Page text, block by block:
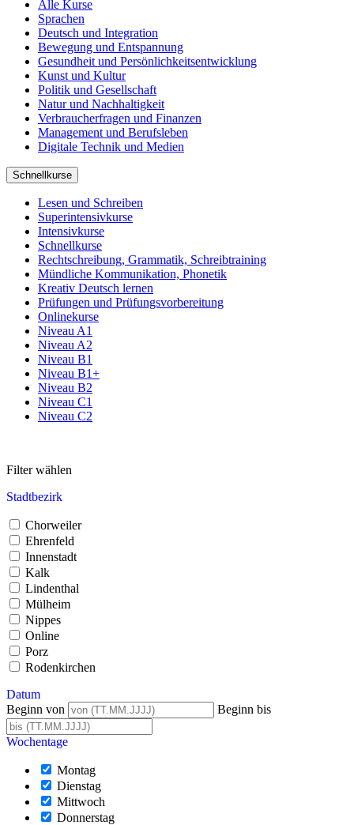
Alle Kurse
Sprachen
Deutsch und Integration
Bewegung und Entspannung
Gesundheit und Persönlichkeitsentwicklung
Kunst und Kultur
Politik und Gesellschaft
Natur und Nachhaltigkeit
Verbraucherfragen und Finanzen
Management und Berufsleben
Digitale Technik und Medien
Schnellkurse
Lesen und Schreiben
Superintensivkurse
Intensivkurse
Schnellkurse
Rechtschreibung, Grammatik, Schreibtraining
Mündliche Kommunikation, Phonetik
Kreativ Deutsch lernen
Prüfungen und Prüfungsvorbereitung
Onlinekurse
Niveau A1
Niveau A2
Niveau B1
Niveau B1+
Niveau B2
Niveau C1
Niveau C2
Filter wählen
Stadtbezirk
Chorweiler
Ehrenfeld
Innenstadt
Kalk
Lindenthal
Mülheim
Nippes
Online
Porz
Rodenkirchen
Datum
Beginn von
Beginn bis
Wochentage
Montag
Dienstag
Mittwoch
Donnerstag